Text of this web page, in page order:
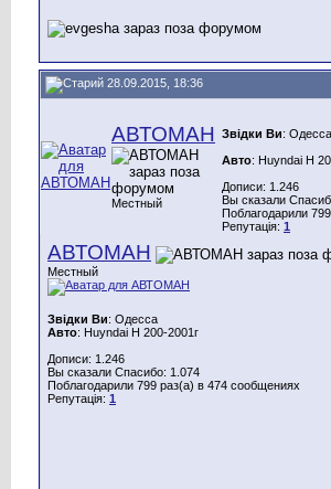
28.09.2015, 18:36
АВТОМАН
Местный
Звідки Ви: Одесса
Авто: Huyndai H
Дописи: 1.246
Вы сказали
Поблагодарили
Репутація: 1
АВТОМАН
Местный
Звідки Ви: Одесса
Авто: Huyndai H 200-2001г
Дописи: 1.246
Вы сказали Спасибо: 1.074
Поблагодарили 799 раз(а) в 474 сообщениях
Репутація: 1